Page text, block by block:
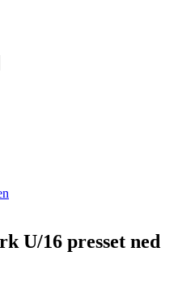
U/16 presset ned